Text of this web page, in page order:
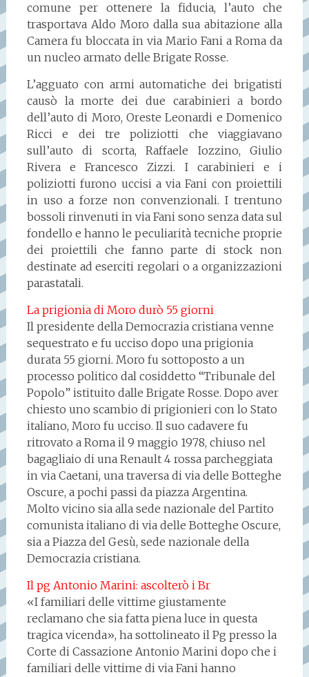
comune per ottenere la fiducia, l’auto che
trasportava Aldo Moro dalla sua abitazione alla
Camera fu bloccata in via Mario Fani a Roma da
un nucleo armato delle Brigate Rosse.
L’agguato con armi automatiche dei brigatisti
causò la morte dei due carabinieri a bordo
dell’auto di Moro, Oreste Leonardi e Domenico
Ricci e dei tre poliziotti che viaggiavano
sull’auto di scorta, Raffaele Iozzino, Giulio
Rivera e Francesco Zizzi. I carabinieri e i
poliziotti furono uccisi a via Fani con proiettili
in uso a forze non convenzionali. I trentuno
bossoli rinvenuti in via Fani sono senza data sul
fondello e hanno le peculiarità tecniche proprie
dei proiettili che fanno parte di stock non
destinate ad eserciti regolari o a organizzazioni
parastatali.
La prigionia di Moro durò 55 giorni
Il presidente della Democrazia cristiana venne
sequestrato e fu ucciso dopo una prigionia
durata 55 giorni. Moro fu sottoposto a un
processo politico dal cosiddetto “Tribunale del
Popolo” istituito dalle Brigate Rosse. Dopo aver
chiesto uno scambio di prigionieri con lo Stato
italiano, Moro fu ucciso. Il suo cadavere fu
ritrovato a Roma il 9 maggio 1978, chiuso nel
bagagliaio di una Renault 4 rossa parcheggiata
in via Caetani, una traversa di via delle Botteghe
Oscure, a pochi passi da piazza Argentina.
Molto vicino sia alla sede nazionale del Partito
comunista italiano di via delle Botteghe Oscure,
sia a Piazza del Gesù, sede nazionale della
Democrazia cristiana.
Il pg Antonio Marini: ascolterò i Br
«I familiari delle vittime giustamente
reclamano che sia fatta piena luce in questa
tragica vicenda», ha sottolineato il Pg presso la
Corte di Cassazione Antonio Marini dopo che i
familiari delle vittime di via Fani hanno